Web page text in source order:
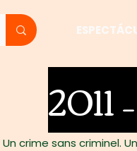
2011
crime sans criminel.